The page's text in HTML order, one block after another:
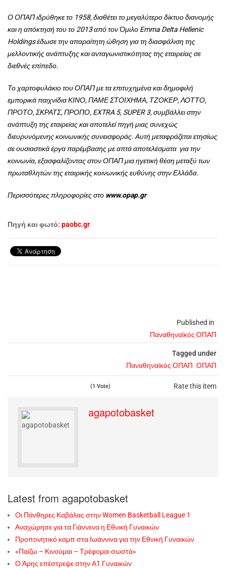
Published in
Παναθηναϊκός ΟΠΑΠ
Tagged under
Παναθηναϊκός ΟΠΑΠ ΟΠΑΠ
Rate this item
(1 Vote)
Ο ΟΠΑΠ ιδρύθηκε το 1958, διαθέτει το μεγαλύτερο δίκτυο διανομής
και η απόκτησή του το 2013 από τον Όμιλο Emma Delta Hellenic
Holdings έδωσε την απαραίτητη ώθηση για τη διασφάλιση της
μελλοντικής ανάπτυξης και ανταγωνιστικότητας της εταιρείας σε
διεθνές επίπεδο.
Το χαρτοφυλάκιο του ΟΠΑΠ με τα επιτυχημένα και δημοφιλή
εμπορικά παιχνίδια ΚΙΝΟ, ΠΑΜΕ ΣΤΟΙΧΗΜΑ, ΤΖΟΚΕΡ, ΛΟΤΤΟ,
ΠΡΟΤΟ, ΣΚΡΑΤΣ, ΠΡΟΠΟ, EXTRA 5, SUPER 3, συμβάλλει στην
ανάπτυξη της εταιρείας και αποτελεί πηγή μιας συνεχώς
διευρυνόμενης κοινωνικής συνεισφοράς. Αυτή μεταφράζεται ετησίως
σε ουσιαστικά έργα παρέμβασης με απτά αποτελέσματα για την
κοινωνία, εξασφαλίζοντας στον ΟΠΑΠ μια ηγετική θέση μεταξύ των
πρωταθλητών της εταιρικής κοινωνικής ευθύνης στην Ελλάδα.
Περισσότερες πληροφορίες στο www.opap.gr
Πηγή και φωτό: paobc.gr
agapotobasket
Latest from agapotobasket
Οι Πάνθηρες Καβάλας στην Women Basketball League 1
Αναχώρησε για τα Γιάννενα η Εθνική Γυναικών
Προπονητικό καμπ στα Ιωάννινα για την Εθνική Γυναικών
«Παίζω – Κινούμαι – Τρέφομαι σωστά»
Ο Άρης επέστρεψε στην Α1 Γυναικών